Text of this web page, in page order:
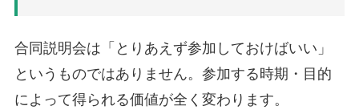
合同説明会は「とりあえず参加しておけばいい」
というものではありません。参加する時期・目的
によって得られる価値が全く変わります。